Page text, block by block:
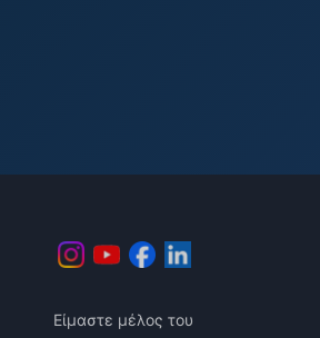
Είμαστε μέλος του